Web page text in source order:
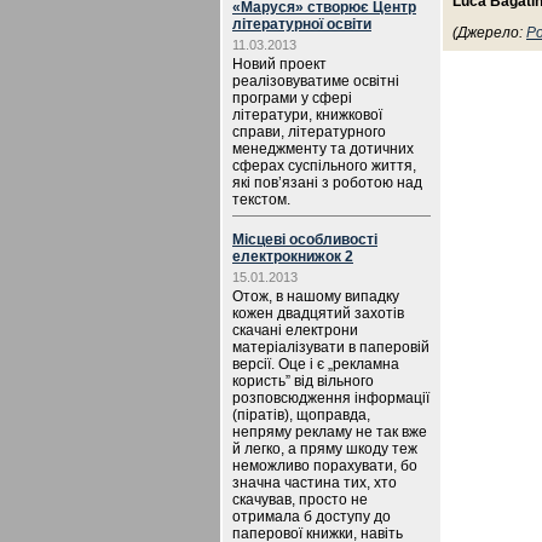
«Маруся» створює Центр
літературної освіти
11.03.2013
Новий проект
реалізовуватиме освітні
програми у сфері
літератури, книжкової
справи, літературного
менеджменту та дотичних
сферах суспільного життя,
які пов’язані з роботою над
текстом.
Місцеві особливості
електрокнижок 2
15.01.2013
Отож, в нашому випадку
кожен двадцятий захотів
скачані електрони
матеріалізувати в паперовій
версії. Оце і є „рекламна
користь” від вільного
розповсюдження інформації
(піратів), щоправда,
непряму рекламу не так вже
й легко, а пряму шкоду теж
неможливо порахувати, бо
значна частина тих, хто
скачував, просто не
отримала б доступу до
паперової книжки, навіть
(Джерело: